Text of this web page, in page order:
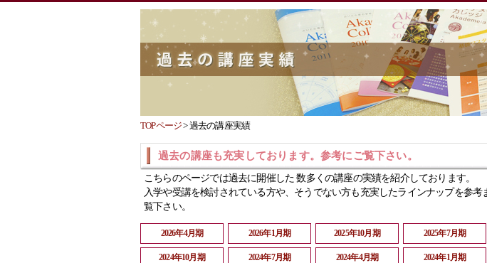
TOPページ>過去の講座実績
過去の講座も充実しております。参考にご覧下さい。
こちらのページでは過去に開催した 数多くの講座の実績を紹介しております。
入学や受講を検討されている方や、そうでない方も充実したラインナップを参考
覧下さい。
2026年4月期 2026年1月期 2025年10月期 2025年7月期
2024年10月期 2024年7月期 2024年4月期 2024年1月期